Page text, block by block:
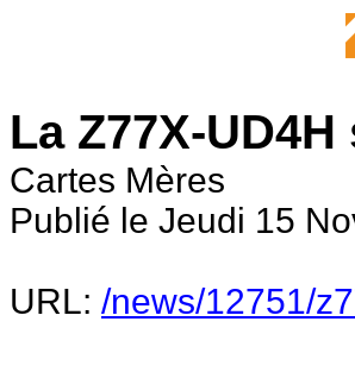
La Z77X-
Cartes Mères
Publié le Jeudi 15
URL: /news/12751/